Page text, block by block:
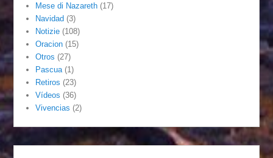
Mese di Nazareth (17)
Navidad (3)
Notizie (108)
Oracion (15)
Otros (27)
Pascua (1)
Retiros (23)
Vídeos (36)
Vivencias (2)